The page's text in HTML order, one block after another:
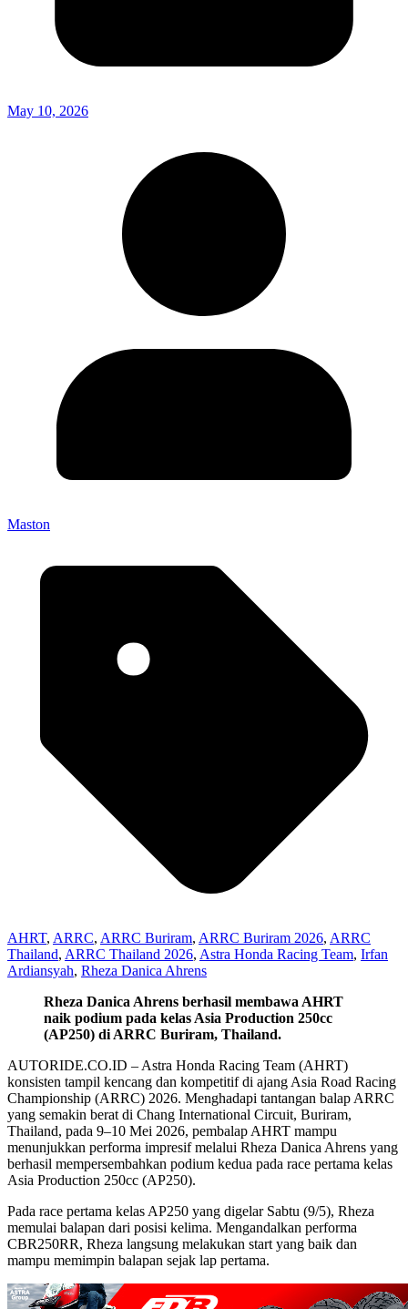
May 10, 2026
Maston
AHRT, ARRC, ARRC Buriram, ARRC Buriram 2026, ARRC
Thailand, ARRC Thailand 2026, Astra Honda Racing Team, Irfan
Ardiansyah, Rheza Danica Ahrens
Rheza Danica Ahrens berhasil membawa AHRT
naik podium pada kelas Asia Production 250cc
(AP250) di ARRC Buriram, Thailand.
AUTORIDE.CO.ID – Astra Honda Racing Team (AHRT)
konsisten tampil kencang dan kompetitif di ajang Asia Road Racing
Championship (ARRC) 2026. Menghadapi tantangan balap ARRC
yang semakin berat di Chang International Circuit, Buriram,
Thailand, pada 9–10 Mei 2026, pembalap AHRT mampu
menunjukkan performa impresif melalui Rheza Danica Ahrens yang
berhasil mempersembahkan podium kedua pada race pertama kelas
Asia Production 250cc (AP250).
Pada race pertama kelas AP250 yang digelar Sabtu (9/5), Rheza
memulai balapan dari posisi kelima. Mengandalkan performa
CBR250RR, Rheza langsung melakukan start yang baik dan
mampu memimpin balapan sejak lap pertama.